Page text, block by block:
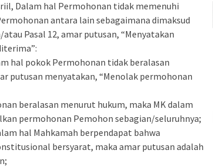
Dalam hal Permohonan tidak memenuhi
antara lain sebagaimana dimaksud
atau Pasal 12, amar putusan, “Menyatakan
hal pokok Permohonan tidak beralasan
putusan menyatakan, “Menolak permohonan
beralasan menurut hukum, maka MK dalam
permohonan Pemohon sebagian/seluruhnya;
hal Mahkamah berpendapat bahwa
bersyarat, maka amar putusan adalah